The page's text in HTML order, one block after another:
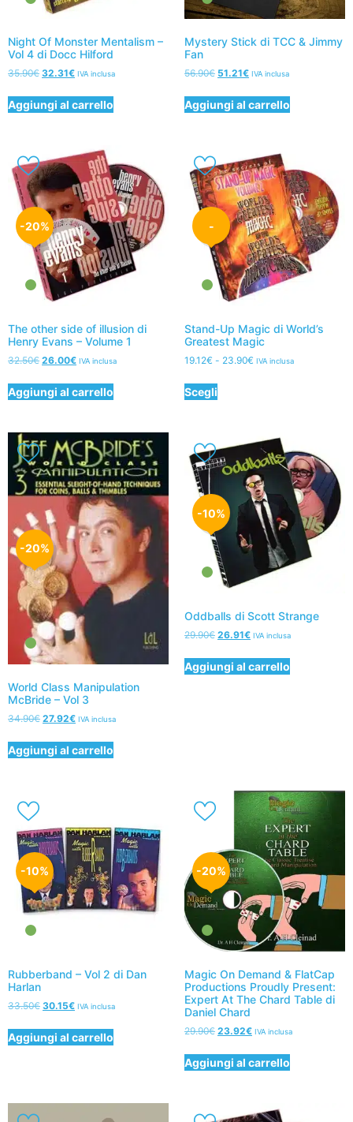
Night Of Monster Mentalism –
Vol 4 di Docc Hilford
35.90€ 32.31€ IVA inclusa
Aggiungi al carrello
Mystery Stick di TCC & Jimmy
Fan
56.90€ 51.21€ IVA inclusa
Aggiungi al carrello
-20%
The other side of illusion di
Henry Evans – Volume 1
32.50€ 26.00€ IVA inclusa
Aggiungi al carrello
-
Stand-Up Magic di World’s
Greatest Magic
19.12€ - 23.90€ IVA inclusa
Scegli
-20%
World Class Manipulation
McBride – Vol 3
34.90€ 27.92€ IVA inclusa
Aggiungi al carrello
-10%
Oddballs di Scott Strange
29.90€ 26.91€ IVA inclusa
Aggiungi al carrello
-10%
Rubberband – Vol 2 di Dan
Harlan
33.50€ 30.15€ IVA inclusa
Aggiungi al carrello
-20%
Magic On Demand & FlatCap
Productions Proudly Present:
Expert At The Chard Table di
Daniel Chard
29.90€ 23.92€ IVA inclusa
Aggiungi al carrello